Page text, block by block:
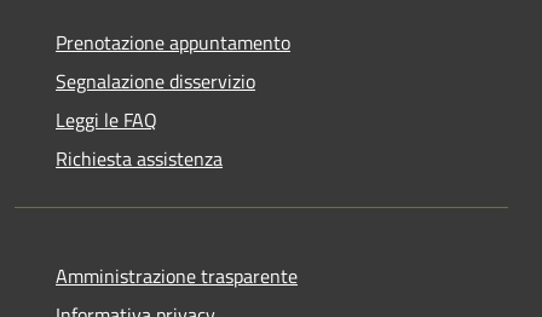
Prenotazione appuntamento
Segnalazione disservizio
Leggi le FAQ
Richiesta assistenza
Amministrazione trasparente